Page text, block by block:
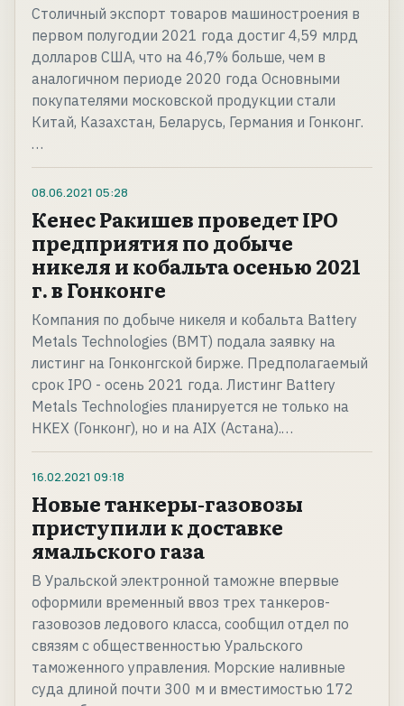
Столичный экспорт товаров машиностроения в
первом полугодии 2021 года достиг 4,59 млрд
долларов США, что на 46,7% больше, чем в
аналогичном периоде 2020 года Основными
покупателями московской продукции стали
Китай, Казахстан, Беларусь, Германия и Гонконг.
…
08.06.2021 05:28
Кенес Ракишев проведет IPO
предприятия по добыче
никеля и кобальта осенью 2021
г. в Гонконге
Компания по добыче никеля и кобальта Battery
Metals Technologies (BMT) подала заявку на
листинг на Гонконгской бирже. Предполагаемый
срок IPO - осень 2021 года. Листинг Battery
Metals Technologies планируется не только на
HKEX (Гонконг), но и на AIX (Астана).…
16.02.2021 09:18
Новые танкеры-газовозы
приступили к доставке
ямальского газа
В Уральской электронной таможне впервые
оформили временный ввоз трех танкеров-
газовозов ледового класса, сообщил отдел по
связям с общественностью Уральского
таможенного управления. Морские наливные
суда длиной почти 300 м и вместимостью 172